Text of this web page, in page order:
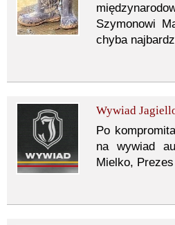
Szymonowi
chyba
Wywiad
Po
na wywiad
Mielko,